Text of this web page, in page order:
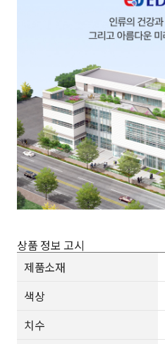
상품 정보 고시
제품소재
색상
치수